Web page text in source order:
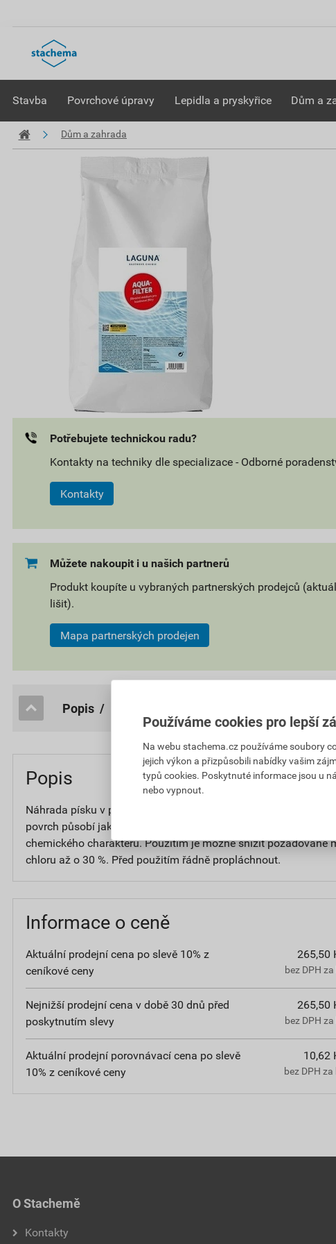
Stavba Povrchové úpravy Lepidla a pryskyřice Dům a
Dům a zahrada
Potřebujete technickou radu?
Kontakty na techniky dle specializace - Odborné
Kontakty
Můžete nakoupit i u našich partnerů
Produkt koupíte u vybraných partnerských prodejců
lišit).
Mapa partnerských prodejen
popis / Parametry
Popis
Náhrada písku v pískových filtracích, obsahuje zeolit zrnitost
povrch působí jako sorbent a je schopen odstranit z vody i
chemického charakteru. Použitím je možné snížit požadované
chloru až o 30 %. Před použitím řádně propláchnout.
Informace o ceně
Aktuální prodejní cena po slevě 10% z
ceníkové ceny
265,50
bez DPH za
Nejnižší prodejní cena v době 30 dnů před
poskytnutím slevy
265,50
bez DPH za
Aktuální prodejní porovnávací cena po slevě
10% z ceníkové ceny
10,62
bez DPH za
O Stachemě
Kontakty
Používáme cookies pro lepší
Na webu stachema.cz používáme soubory
jejich výkon a přizpůsobili nabídky vašim
typů cookies. Poskytnuté informace jsou u
nebo vypnout.